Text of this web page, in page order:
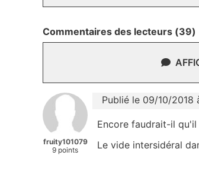
Commentaires des lecteurs (39)
fruity101079
9 points
Publié le 09/10/2018
Encore faudrait-il
Le vide intersidéral